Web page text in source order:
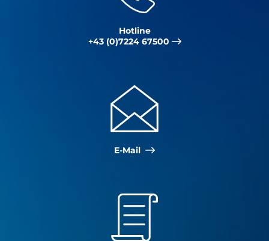
Hotline
+43 (0)7224 67500
E-Mail